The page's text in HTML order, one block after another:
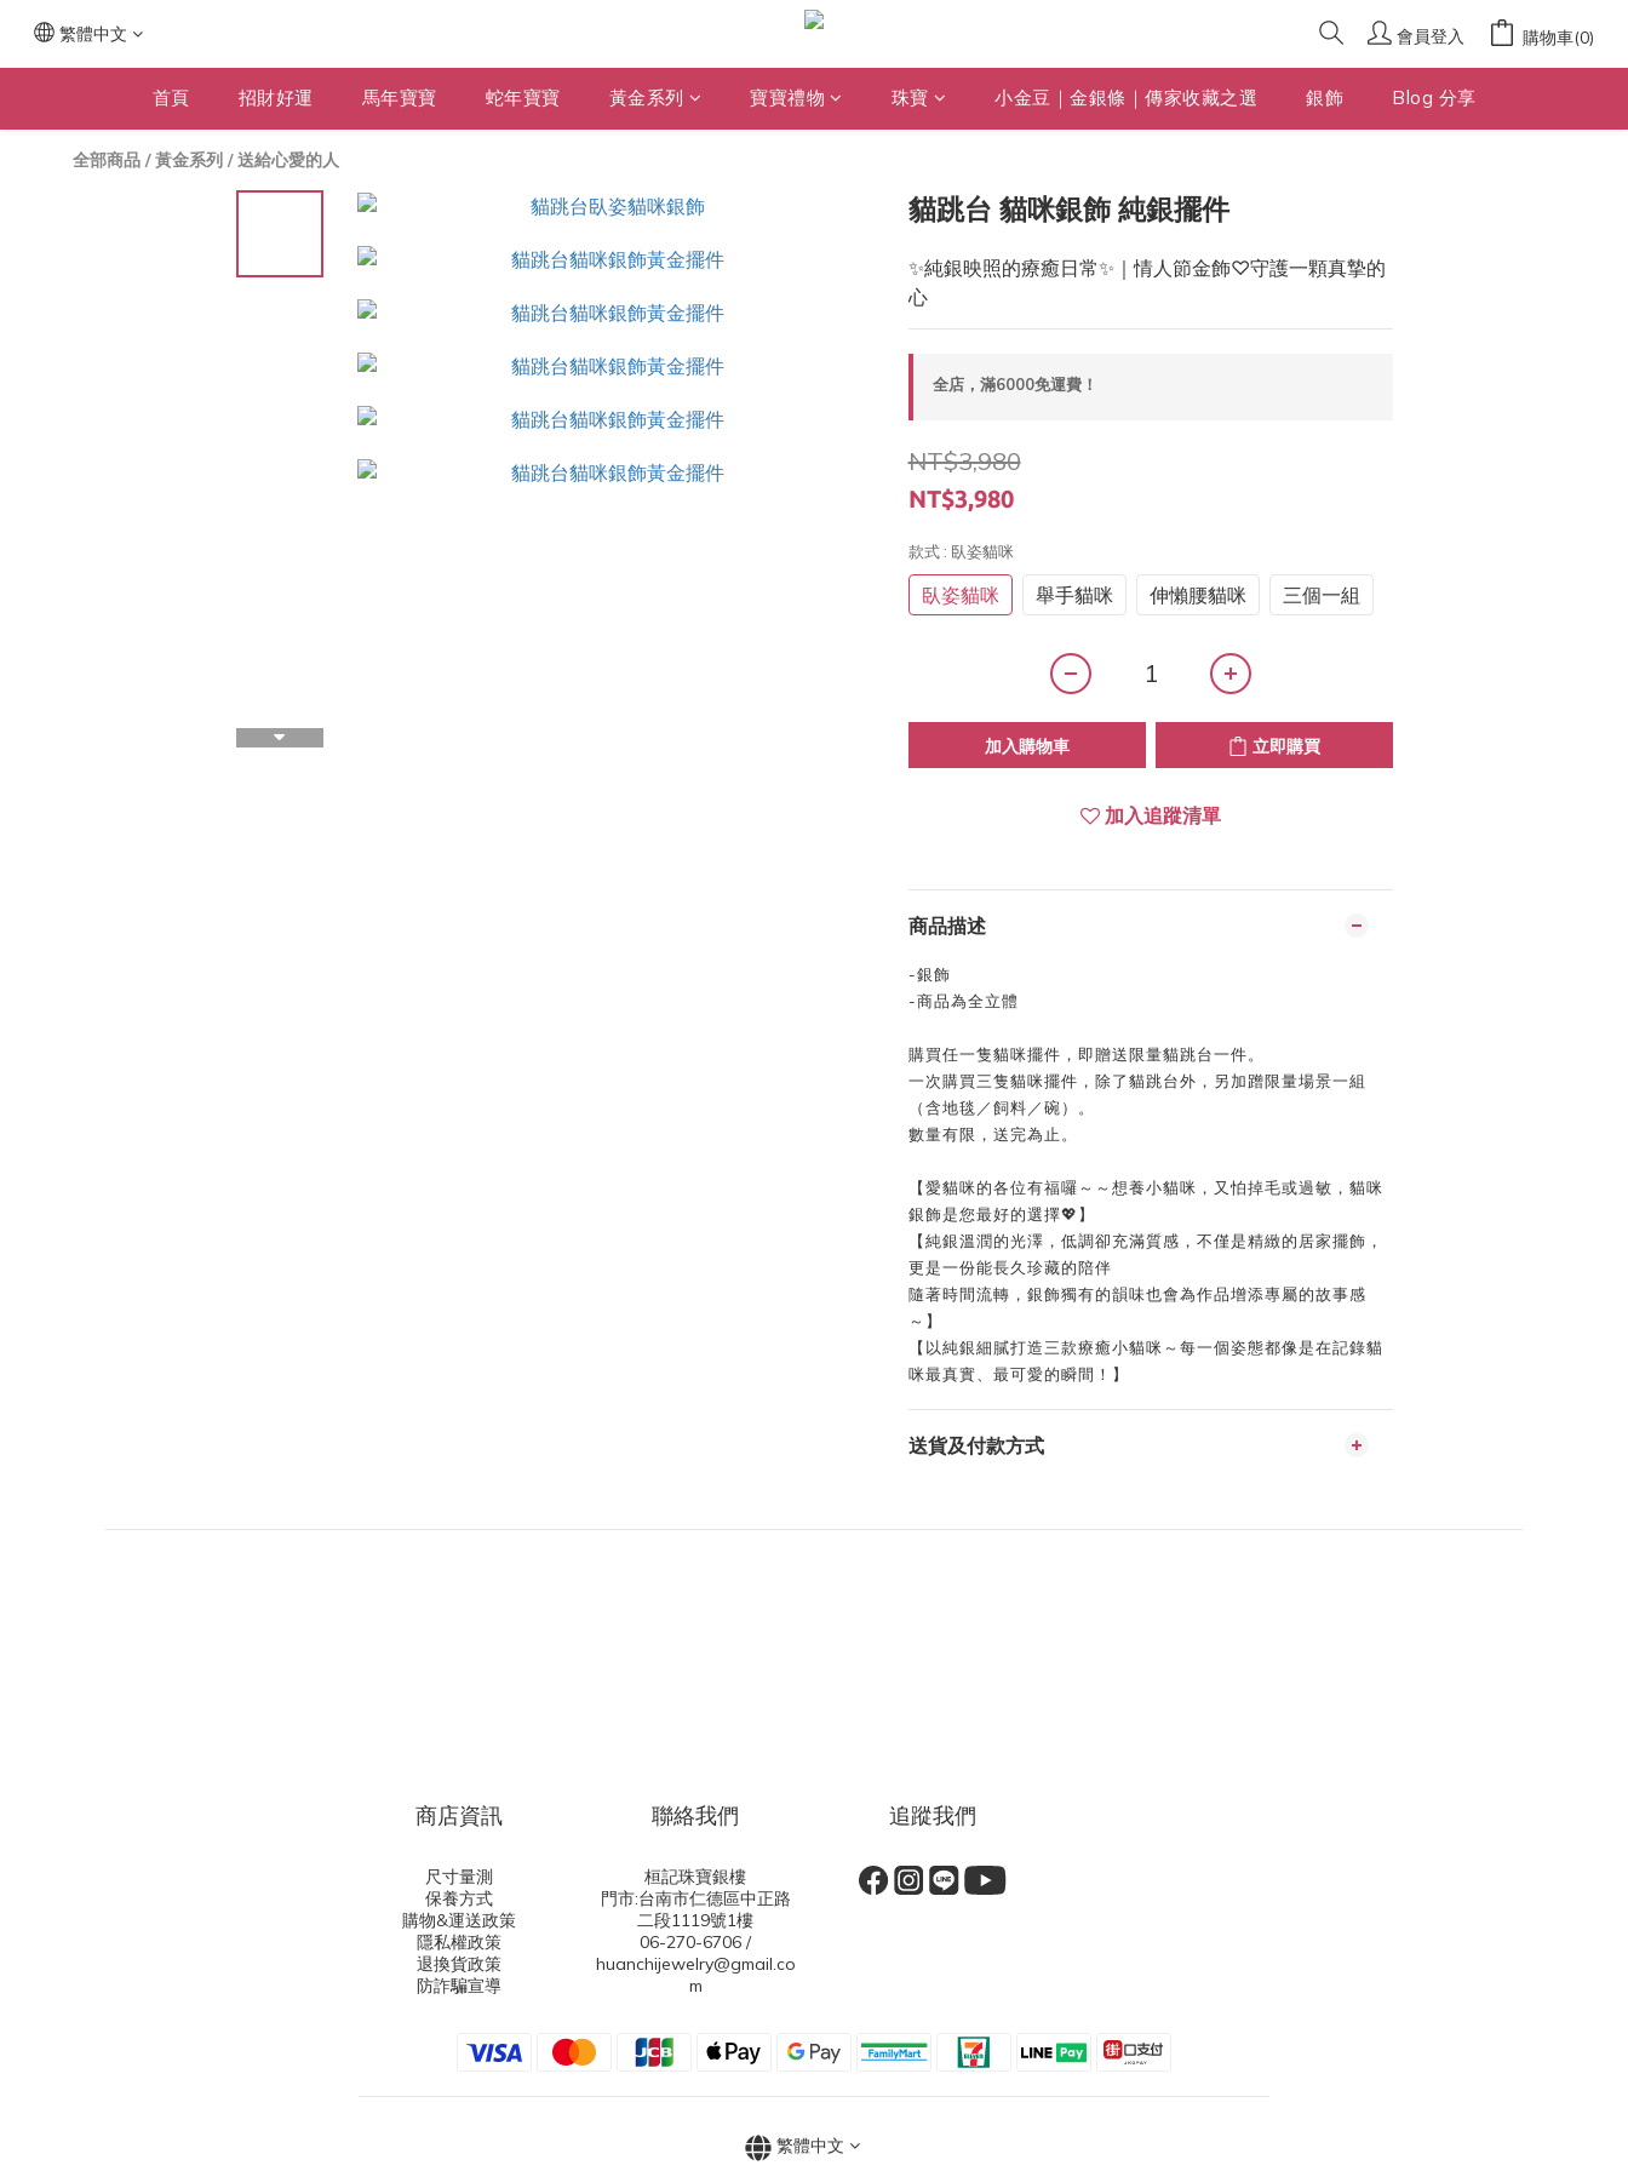
繁體中文 會員登入 購物車(0)
首頁 招財好運 馬年寶寶 蛇年寶寶 黃金系列 寶寶禮物 珠寶 小金豆｜金銀條｜傳家收藏之選 銀飾 Blog 分享
全部商品 /黃金系列 /送給心愛的人
貓跳台 貓咪銀飾 純銀擺件
✨純銀映照的療癒日常✨｜情人節金飾♡守護一顆真摯的
心
全店，滿6000免運費！
NT$3,980
NT$3,980
款式 : 臥姿貓咪
臥姿貓咪 舉手貓咪 伸懶腰貓咪 三個一組
加入購物車 立即購買
加入追蹤清單
商品描述
-銀飾
-商品為全立體
購買任一隻貓咪擺件，即贈送限量貓跳台一件。
一次購買三隻貓咪擺件，除了貓跳台外，另加蹭限量場景一組
（含地毯／飼料／碗）。
數量有限，送完為止。
【愛貓咪的各位有福囉～～想養小貓咪，又怕掉毛或過敏，貓咪
銀飾是您最好的選擇💖】
【純銀溫潤的光澤，低調卻充滿質感，不僅是精緻的居家擺飾，
更是一份能長久珍藏的陪伴
隨著時間流轉，銀飾獨有的韻味也會為作品增添專屬的故事感
～】
【以純銀細膩打造三款療癒小貓咪～每一個姿態都像是在記錄貓
咪最真實、最可愛的瞬間！】
送貨及付款方式
商店資訊
尺寸量測
保養方式
購物&運送政策
隱私權政策
退換貨政策
防詐騙宣導
聯絡我們
桓記珠寶銀樓
門市:台南市仁德區中正路
二段1119號1樓
06-270-6706 /
huanchijewelry@gmail.co
m
追蹤我們
繁體中文